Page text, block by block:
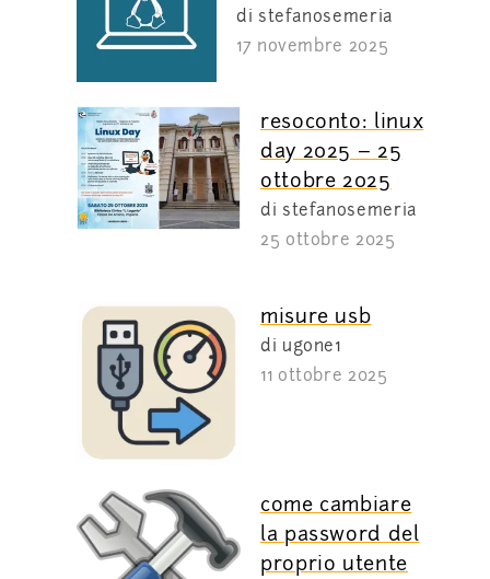
di stefanosemeria
17 novembre 2025
resoconto: linux
day 2025 – 25
ottobre 2025
di stefanosemeria
25 ottobre 2025
misure usb
di ugone1
11 ottobre 2025
come cambiare
la password del
proprio utente